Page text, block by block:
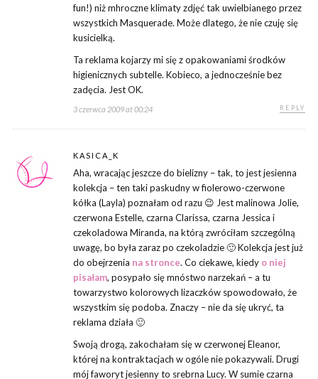
fun!) niż mhroczne klimaty zdjęć tak uwielbianego przez
wszystkich Masquerade. Może dlatego, że nie czuję się
kusicielką.
Ta reklama kojarzy mi się z opakowaniami środków
higienicznych subtelle. Kobieco, a jednocześnie bez
zadęcia. Jest OK.
3 czerwca 2009 at 00:24 REPLY
KASICA_K
Aha, wracając jeszcze do bielizny – tak, to jest jesienna
kolekcja – ten taki paskudny w fiolerowo-czerwone
kółka (Layla) poznałam od razu 😉 Jest malinowa Jolie,
czerwona Estelle, czarna Clarissa, czarna Jessica i
czekoladowa Miranda, na którą zwróciłam szczególną
uwagę, bo była zaraz po czekoladzie 🙂 Kolekcja jest już
do obejrzenia na stronce. Co ciekawe, kiedy o niej
pisałam, posypało się mnóstwo narzekań – a tu
towarzystwo kolorowych lizaczków spowodowało, że
wszystkim się podoba. Znaczy – nie da się ukryć, ta
reklama działa 🙂
Swoją drogą, zakochałam się w czerwonej Eleanor,
której na kontraktacjach w ogóle nie pokazywali. Drugi
mój faworyt jesienny to srebrna Lucy. W sumie czarna